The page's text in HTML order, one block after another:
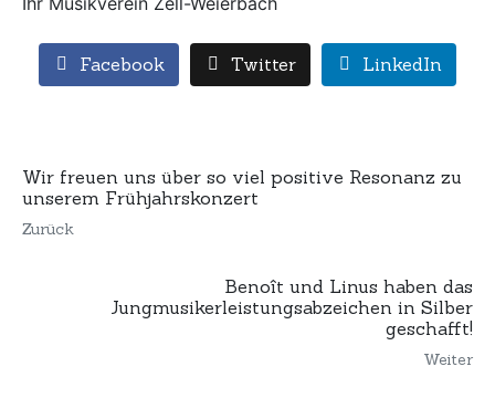
Facebook Twitter LinkedIn
Wir freuen uns über so viel positive Resonanz zu
unserem Frühjahrskonzert
Zurück
Benoît und Linus haben das
Jungmusikerleistungsabzeichen in Silber
geschafft!
Weiter